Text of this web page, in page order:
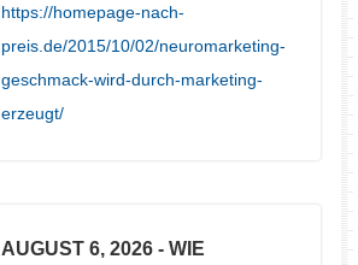
https://homepage-nach-
preis.de/2015/10/02/neuromarketing-
geschmack-wird-durch-marketing-
erzeugt/
AUGUST 6, 2026 - WIE